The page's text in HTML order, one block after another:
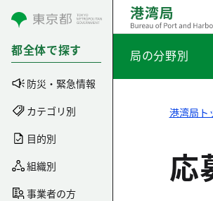
コンテンツにスキップ
都全体で探す
防災・緊急情報
カテゴリ別
目的別
組織別
事業者の方
局の分野別
港湾局ト
応